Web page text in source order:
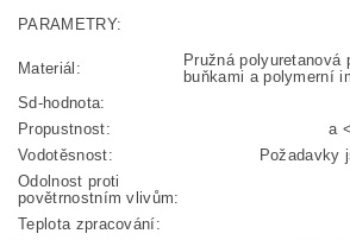
PARAMETRY:
Materiál:
Pružná polyuretanová
buňkami a polymerní
Sd-hodnota:
Propustnost:
a
Vodotěsnost:
Požadavky
Odolnost proti
povětrnostním vlivům:
Teplota zpracování: